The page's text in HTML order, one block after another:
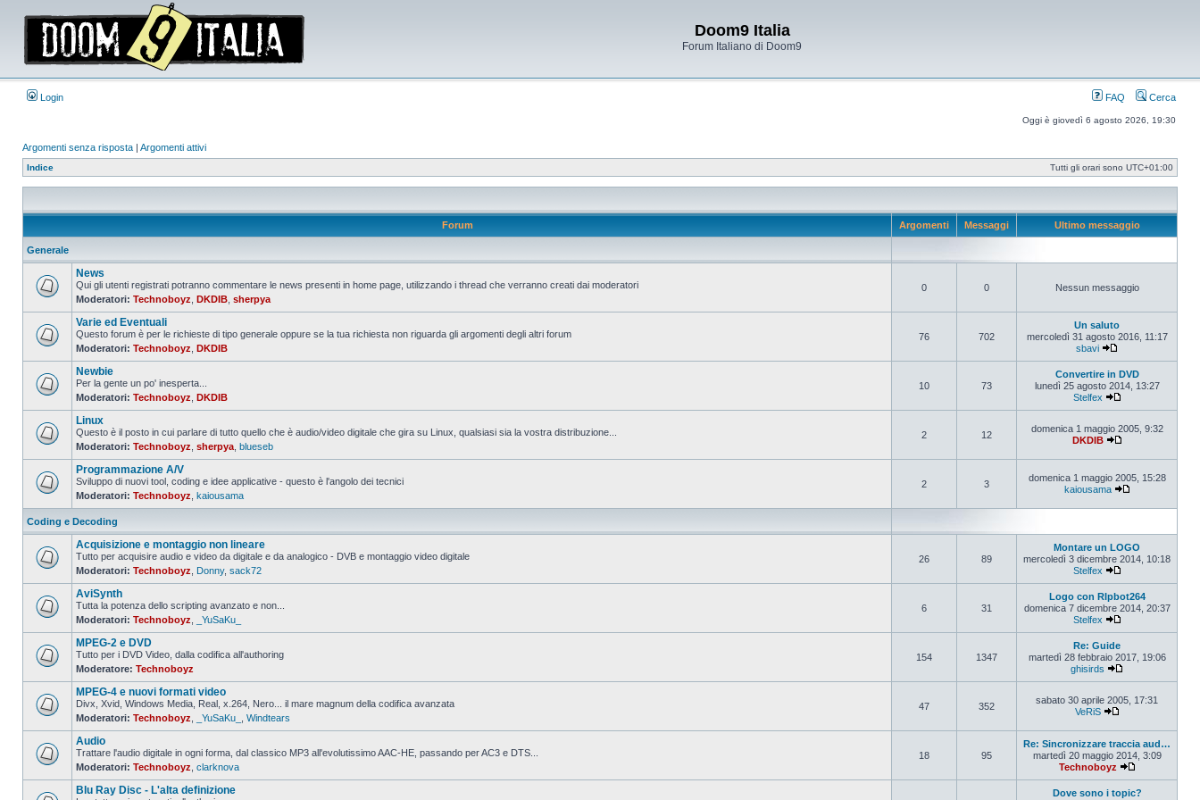
Doom9 Italia
Forum Italiano di Doom9
Login FAQ Cerca
Oggi è giovedì 6 agosto 2026, 19:30
Argomenti senza risposta | Argomenti attivi
Indice Tutti gli orari sono UTC+01:00
Forum Argomenti Messaggi Ultimo messaggio
Generale
Nessun
messaggio
da
leggere
News
Qui gli utenti registrati potranno commentare le news presenti in home page, utilizzando i thread che verranno creati dai moderatori
Moderatori: Technoboyz DKDIB sherpya
0 0 Nessun messaggio
Nessun
messaggio
da
leggere
Varie ed Eventuali
Questo forum è per le richieste di tipo generale oppure se la tua richiesta non riguarda gli argomenti degli altri forum
Moderatori: Technoboyz DKDIB
76 702
Un saluto
mercoledì 31 agosto 2016, 11:17
sbavi
Nessun
messaggio
leggere
Newbie
Per la gente un po' inesperta...
Moderatori: Technoboyz DKDIB
10 73
Convertire in DVD
lunedì 25 agosto 2014, 13:27
Stelfex
Nessun
messaggio
da
leggere
Linux
Questo è il posto in cui parlare di tutto quello che è audio/video digitale che gira su Linux, qualsiasi sia la vostra distribuzione...
Moderatori: Technoboyz sherpya blueseb
2 12
domenica 1 maggio 2005, 9:32
DKDIB
Nessun
messaggio
da
leggere
Programmazione A/V
Sviluppo di nuovi tool, coding e idee applicative - questo è l'angolo dei tecnici
Moderatori: Technoboyz kaiousama
2 3
domenica 1 maggio 2005, 15:28
kaiousama
Coding e Decoding
Nessun
messaggio
da
leggere
Acquisizione e montaggio non lineare
Tutto per acquisire audio e video da digitale e da analogico - DVB e montaggio video digitale
Moderatori: Technoboyz Donny, sack72
26 89
Montare un LOGO
mercoledì 3 dicembre 2014, 10:18
Stelfex
Nessun
messaggio
da
leggere
AviSynth
Tutta la potenza dello scripting avanzato e non...
Moderatori: Technoboyz _YuSaKu_
6 31
Logo con RIpbot264
domenica 7 dicembre 2014, 20:37
Stelfex
Nessun
messaggio
da
leggere
MPEG-2 e DVD
Tutto per i DVD Video, dalla codifica all'authoring
Moderatore: Technoboyz
154 1347
Re: Guide
martedì 28 febbraio 2017, 19:06
ghisirds
Nessun
messaggio
da
leggere
MPEG-4 e nuovi formati video
Divx, Xvid, Windows Media, Real, x.264, Nero... il mare magnum della codifica avanzata
Moderatori: Technoboyz _YuSaKu_ Windtears
47 352
sabato 30 aprile 2005, 17:31
VeRiS
Nessun
messaggio
da
Audio
Trattare l'audio digitale in ogni forma, dal classico MP3 all'evolutissimo AAC-HE, passando per AC3 e DTS...
Moderatori: Technoboyz clarknova
18 95
Re: Sincronizzare traccia aud…
martedì 20 maggio 2014, 3:09
Technoboyz
Blu Ray Disc - L'alta definizione
Dove sono i topic?